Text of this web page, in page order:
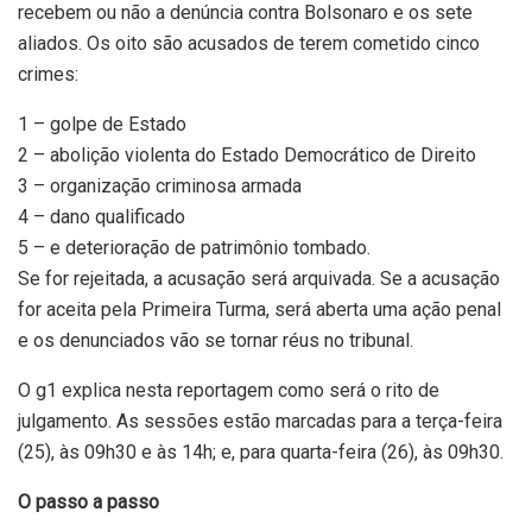
recebem ou não a denúncia contra Bolsonaro e os sete
aliados. Os oito são acusados de terem cometido cinco
crimes:
1 – golpe de Estado
2 – abolição violenta do Estado Democrático de Direito
3 – organização criminosa armada
4 – dano qualificado
5 – e deterioração de patrimônio tombado.
Se for rejeitada, a acusação será arquivada. Se a acusação
for aceita pela Primeira Turma, será aberta uma ação penal
e os denunciados vão se tornar réus no tribunal.
O g1 explica nesta reportagem como será o rito de
julgamento. As sessões estão marcadas para a terça-feira
(25), às 09h30 e às 14h; e, para quarta-feira (26), às 09h30.
O passo a passo